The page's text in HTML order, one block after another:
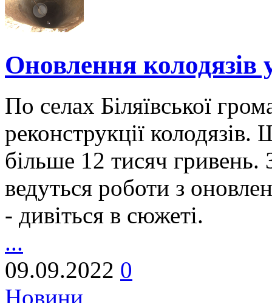
Оновлення колодязів
По селах Біляївської
реконструкції
більше 12 тисяч гривень.
ведуться роботи з
- дивіться в сюжеті.
...
09.09.2022 0
Новини